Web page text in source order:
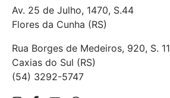
Av. 25 de Julho, 1470, S.44
Flores da Cunha (RS)
Rua Borges de Medeiros, 920, S. 11
Caxias do Sul (RS)
(54) 3292-5747